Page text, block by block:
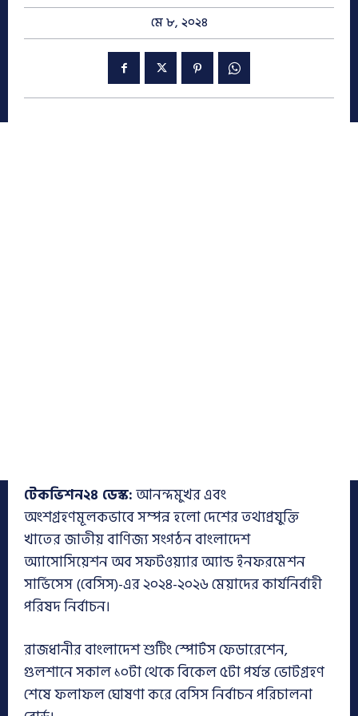
মে ৮, ২০২৪
টেকভিশন২৪ ডেস্ক:আনন্দমুখর এবং
অংশগ্রহণমূলকভাবে সম্পন্ন হলো দেশের তথ্যপ্রযুক্তি
খাতের জাতীয় বাণিজ্য সংগঠন বাংলাদেশ
অ্যাসোসিয়েশন অব সফটওয়্যার অ্যান্ড ইনফরমেশন
সার্ভিসেস (বেসিস)-এর ২০২৪-২০২৬ মেয়াদের কার্যনির্বাহী
পরিষদ নির্বাচন।
রাজধানীর বাংলাদেশ শুটিং স্পোর্টস ফেডারেশেন,
গুলশানে সকাল ১০টা থেকে বিকেল ৫টা পর্যন্ত ভোটগ্রহণ
শেষে ফলাফল ঘোষণা করে বেসিস নির্বাচন পরিচালনা